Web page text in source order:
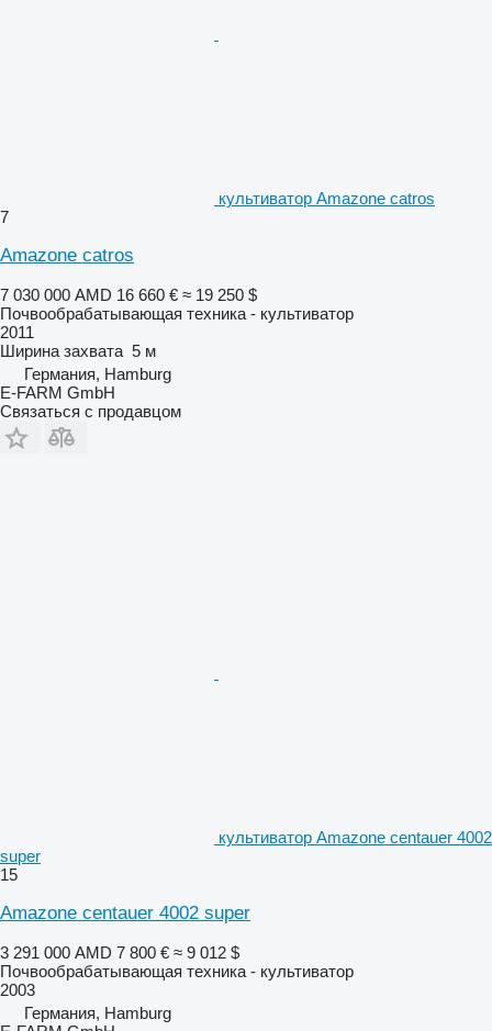
культиватор Amazone catros
7
Amazone catros
7 030 000 AMD 16 660 € ≈ 19 250 $
Почвообрабатывающая техника - культиватор
2011
Ширина захвата 5 м
Германия, Hamburg
E-FARM GmbH
Связаться с продавцом
культиватор Amazone centauer 4002
super
15
Amazone centauer 4002 super
3 291 000 AMD 7 800 € ≈ 9 012 $
Почвообрабатывающая техника - культиватор
2003
Германия, Hamburg